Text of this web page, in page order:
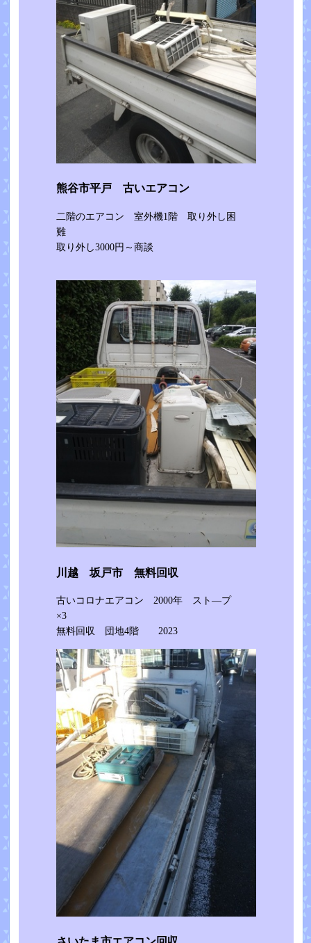
熊谷市平戸 古いエアコン
二階のエアコン 室外機1階 取り外し困
難
取り外し3000円～商談
川越 坂戸市 無料回収
古いコロナエアコン 2000年 スト―プ
×3
無料回収 団地4階 2023